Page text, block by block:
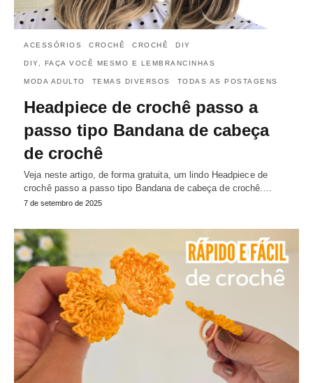
ACESSÓRIOS CROCHÊ CROCHÊ DIY
DIY, FAÇA VOCÊ MESMO E LEMBRANCINHAS
MODA ADULTO TEMAS DIVERSOS TODAS AS POSTAGENS
Headpiece de crochê passo a
passo tipo Bandana de cabeça
de crochê
Veja neste artigo, de forma gratuita, um lindo Headpiece de
crochê passo a passo tipo Bandana de cabeça de crochê.…
7 de setembro de 2025